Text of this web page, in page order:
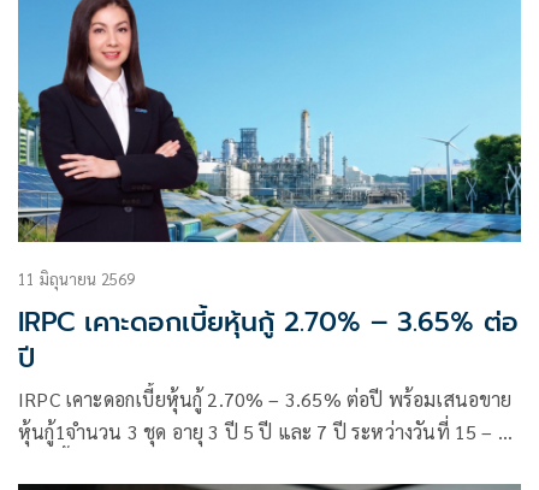
11 มิถุนายน 2569
IRPC เคาะดอกเบี้ยหุ้นกู้ 2.70% – 3.65% ต่อ
ปี
IRPC เคาะดอกเบี้ยหุ้นกู้ 2.70% – 3.65% ต่อปี พร้อมเสนอขาย
หุ้นกู้1จำนวน 3 ชุด อายุ 3 ปี 5 ปี และ 7 ปี ระหว่างวันที่ 15 – 17